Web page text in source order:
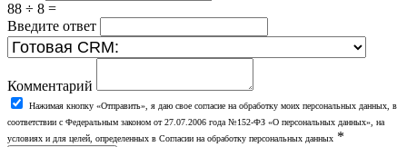
88 ÷ 8 =
Введите ответ
Комментарий
Нажимая кнопку «Отправить», я даю свое согласие на обработку моих персональных данных, в
соответствии с Федеральным законом от 27.07.2006 года №152-ФЗ «О персональных данных», на
условиях и для целей, определенных в Согласии на обработку персональных данных *